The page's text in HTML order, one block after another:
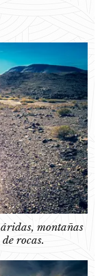
montañas
rocas.